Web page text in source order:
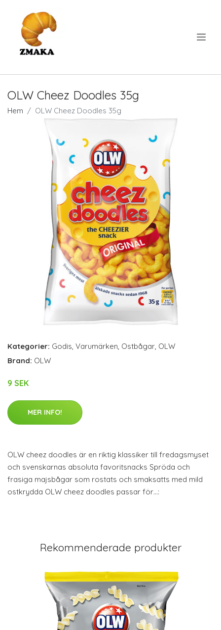
OLW Cheez Doodles 35g
Hem OLW Cheez Doodles 35g
Kategorier: Godis, Varumärken, Ostbågar, OLW
Brand: OLW
9 SEK
MER INFO!
OLW cheez doodles är en riktig klassiker till fredagsmyset
och svenskarnas absoluta favoritsnacks Spröda och
frasiga majsbågar som rostats och smaksatts med mild
ostkrydda OLW cheez doodles passar för…:
Rekommenderade produkter